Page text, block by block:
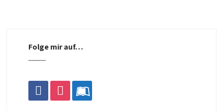
Folge mir auf…
facebookinstagramleanpub